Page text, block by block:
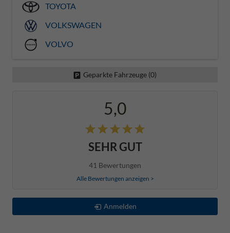
TOYOTA
VOLKSWAGEN
VOLVO
Geparkte Fahrzeuge (0)
5,0
SEHR GUT
41 Bewertungen
Alle Bewertungen anzeigen >
Anmelden